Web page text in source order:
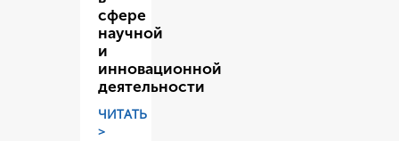
сфере
научной
и
инновационной
деятельности
ЧИТАТЬ
>